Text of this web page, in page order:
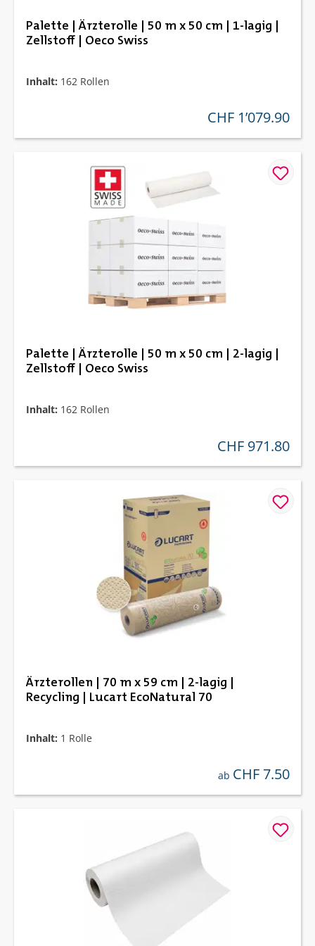
Palette | Ärzterolle | 50 m x 50 cm | 1-lagig |
Zellstoff | Oeco Swiss
Inhalt: 162 Rollen
regulärer preis:
CHF 1’079.90
Palette | Ärzterolle | 50 m x 50 cm | 2-lagig |
Zellstoff | Oeco Swiss
Inhalt: 162 Rollen
regulärer preis:
CHF 971.80
Ärzterollen | 70 m x 59 cm | 2-lagig |
Recycling | Lucart EcoNatural 70
Inhalt: 1 Rolle
regulärer preis:
ab CHF 7.50